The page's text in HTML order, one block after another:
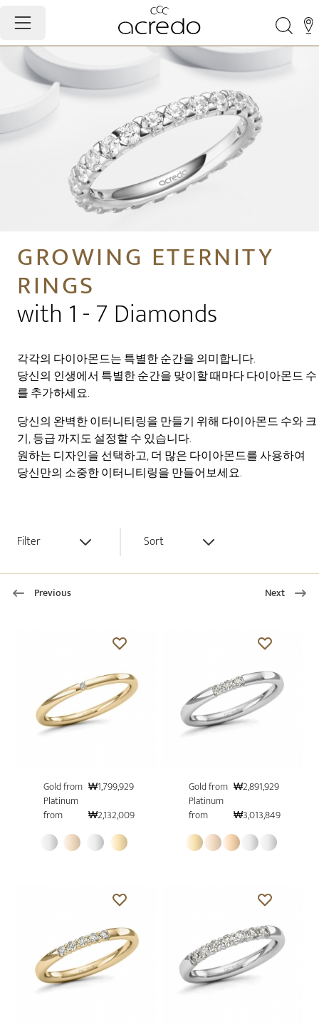
GROWING ETERNITY
RINGS
with 1 - 7 Diamonds
각각의 다이아몬드는 특별한 순간을 의미합니다.
당신의 인생에서 특별한 순간을 맞이할 때마다 다이아몬드 수
를 추가하세요.
당신의 완벽한 이터니티링을 만들기 위해 다이아몬드 수와 크
기, 등급 까지도 설정할 수 있습니다.
원하는 디자인을 선택하고, 더 많은 다이아몬드를 사용하여
당신만의 소중한 이터니티링을 만들어보세요.
Filter Sort
Previous Next
Gold from ₩1,799,929
Platinum
from
₩2,132,009
Gold from ₩2,891,929
Platinum
from
₩3,013,849